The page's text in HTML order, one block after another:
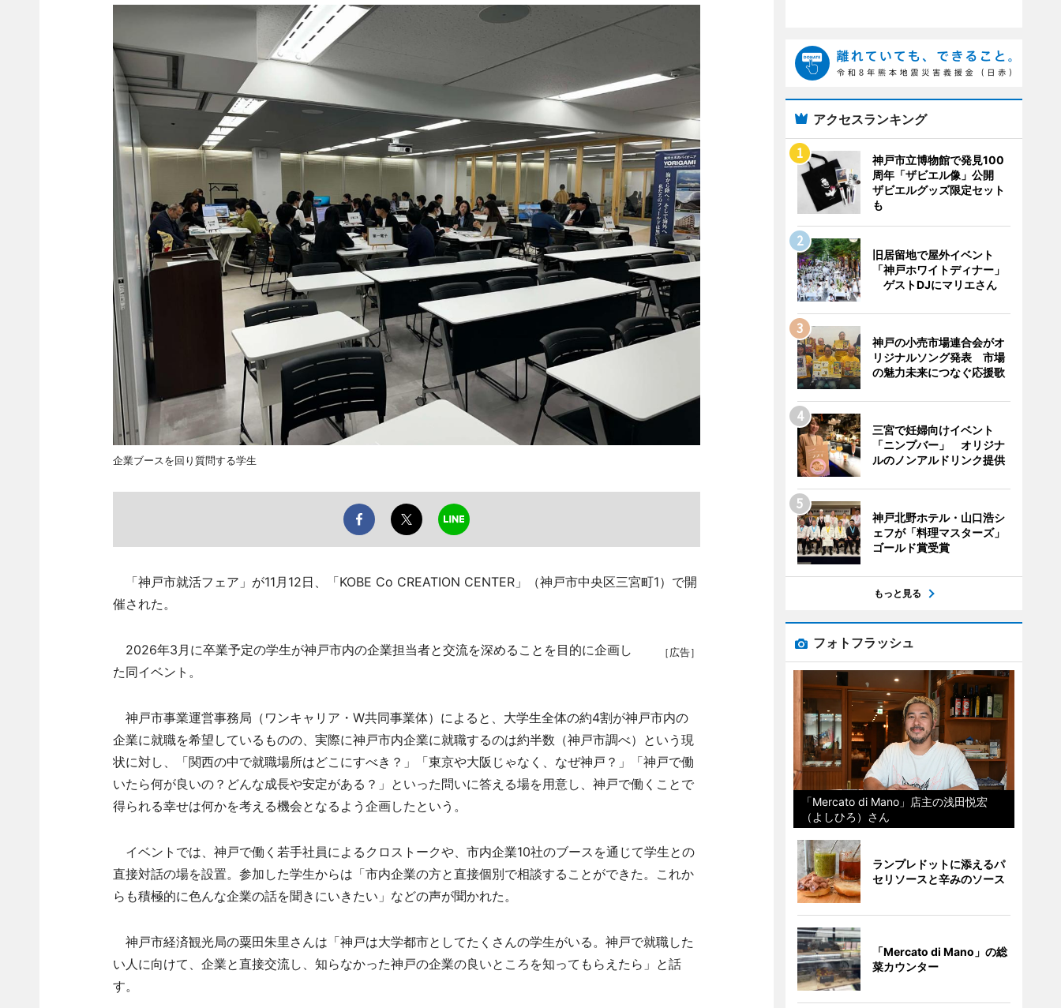
企業ブースを回り質問する学生
「神戸市就活フェア」が11月12日、「KOBE Co CREATION CENTER」（神戸市中央区三宮町1）で開
催された。
［広告］
2026年3月に卒業予定の学生が神戸市内の企業担当者と交流を深めることを目的に企画し
た同イベント。
神戸市事業運営事務局（ワンキャリア・W共同事業体）によると、大学生全体の約4割が神戸市内の
企業に就職を希望しているものの、実際に神戸市内企業に就職するのは約半数（神戸市調べ）という現
状に対し、「関西の中で就職場所はどこにすべき？」「東京や大阪じゃなく、なぜ神戸？」「神戸で働
いたら何が良いの？どんな成長や安定がある？」といった問いに答える場を用意し、神戸で働くことで
得られる幸せは何かを考える機会となるよう企画したという。
イベントでは、神戸で働く若手社員によるクロストークや、市内企業10社のブースを通じて学生との
直接対話の場を設置。参加した学生からは「市内企業の方と直接個別で相談することができた。これか
らも積極的に色んな企業の話を聞きにいきたい」などの声が聞かれた。
神戸市経済観光局の粟田朱里さんは「神戸は大学都市としてたくさんの学生がいる。神戸で就職した
い人に向けて、企業と直接交流し、知らなかった神戸の企業の良いところを知ってもらえたら」と話
す。
アクセスランキング
神戸市立博物館で発見100
周年「ザビエル像」公開
ザビエルグッズ限定セット
も
旧居留地で屋外イベント
「神戸ホワイトディナー」
ゲストDJにマリエさん
神戸の小売市場連合会がオ
リジナルソング発表 市場
の魅力未来につなぐ応援歌
三宮で妊婦向けイベント
「ニンプバー」 オリジナ
ルのノンアルドリンク提供
神戸北野ホテル・山口浩シ
ェフが「料理マスターズ」
ゴールド賞受賞
もっと見る
フォトフラッシュ
「Mercato di Mano」店主の浅田悦宏
（よしひろ）さん
ランプレドットに添えるパ
セリソースと辛みのソース
「Mercato di Mano」の総
菜カウンター